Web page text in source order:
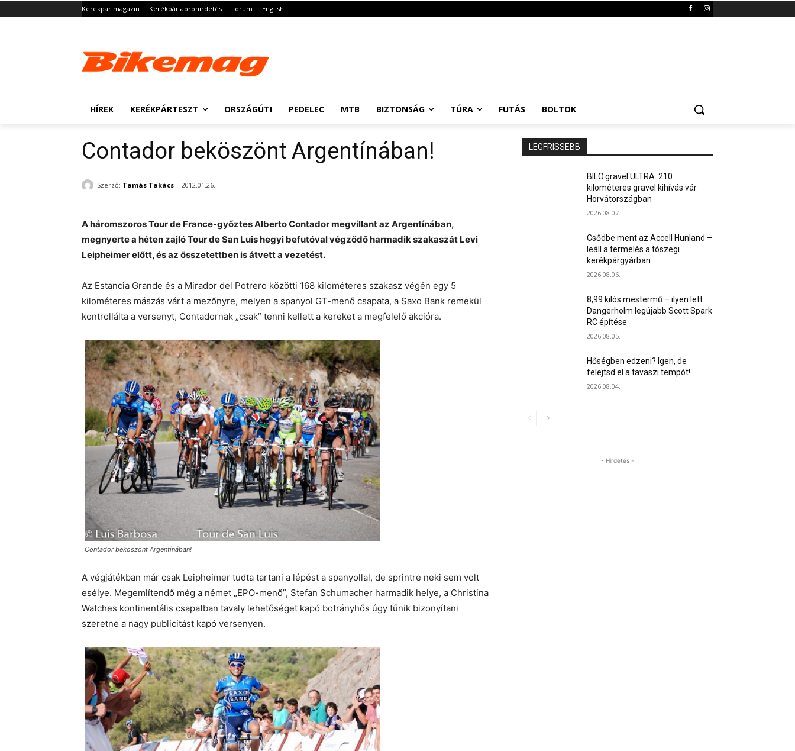
Kerékpár magazin Kerékpár apróhirdetés Fórum English
HÍREK KERÉKPÁRTESZT ORSZÁGÚTI PEDELEC MTB BIZTONSÁG TÚRA FUTÁS BOLTOK
Contador beköszönt Argentínában!
Szerző: Tamás Takács 2012.01.26.
A háromszoros Tour de France-győztes Alberto Contador megvillant az Argentínában,
megnyerte a héten zajló Tour de San Luis hegyi befutóval végződő harmadik szakaszát Levi
Leipheimer előtt, és az összetettben is átvett a vezetést.
Az Estancia Grande és a Mirador del Potrero közötti 168 kilométeres szakasz végén egy 5
kilométeres mászás várt a mezőnyre, melyen a spanyol GT-menő csapata, a Saxo Bank remekül
kontrollálta a versenyt, Contadornak „csak” tenni kellett a kereket a megfelelő akcióra.
Contador beköszönt Argentínában!
A végjátékban már csak Leipheimer tudta tartani a lépést a spanyollal, de sprintre neki sem volt
esélye. Megemlítendő még a német „EPO-menő”, Stefan Schumacher harmadik helye, a Christina
Watches kontinentális csapatban tavaly lehetőséget kapó botrányhős úgy tűnik bizonyítani
szeretne a nagy publicitást kapó versenyen.
LEGFRISSEBB
BILO.gravel ULTRA: 210
kilométeres gravel kihívás vár
Horvátországban
2026.08.07.
Csődbe ment az Accell Hunland –
leáll a termelés a tószegi
kerékpárgyárban
2026.08.06.
8,99 kilós mestermű – ilyen lett
Dangerholm legújabb Scott Spark
RC építése
2026.08.05.
Hőségben edzeni? Igen, de
felejtsd el a tavaszi tempót!
2026.08.04.
- Hirdetés -